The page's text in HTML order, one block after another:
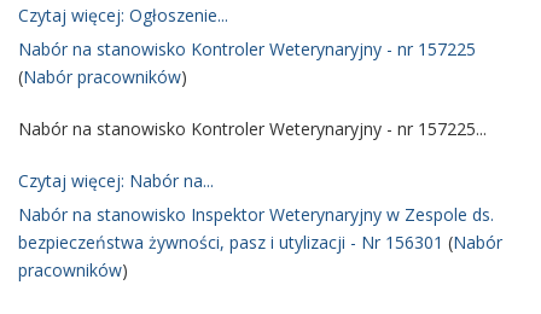
Czytaj więcej: Ogłoszenie...
Nabór na stanowisko Kontroler Weterynaryjny - nr 157225
(Nabór pracowników)
Nabór na stanowisko Kontroler Weterynaryjny - nr 157225...
Czytaj więcej: Nabór na...
Nabór na stanowisko Inspektor Weterynaryjny w Zespole ds.
bezpieczeństwa żywności, pasz i utylizacji - Nr 156301 (Nabór
pracowników)